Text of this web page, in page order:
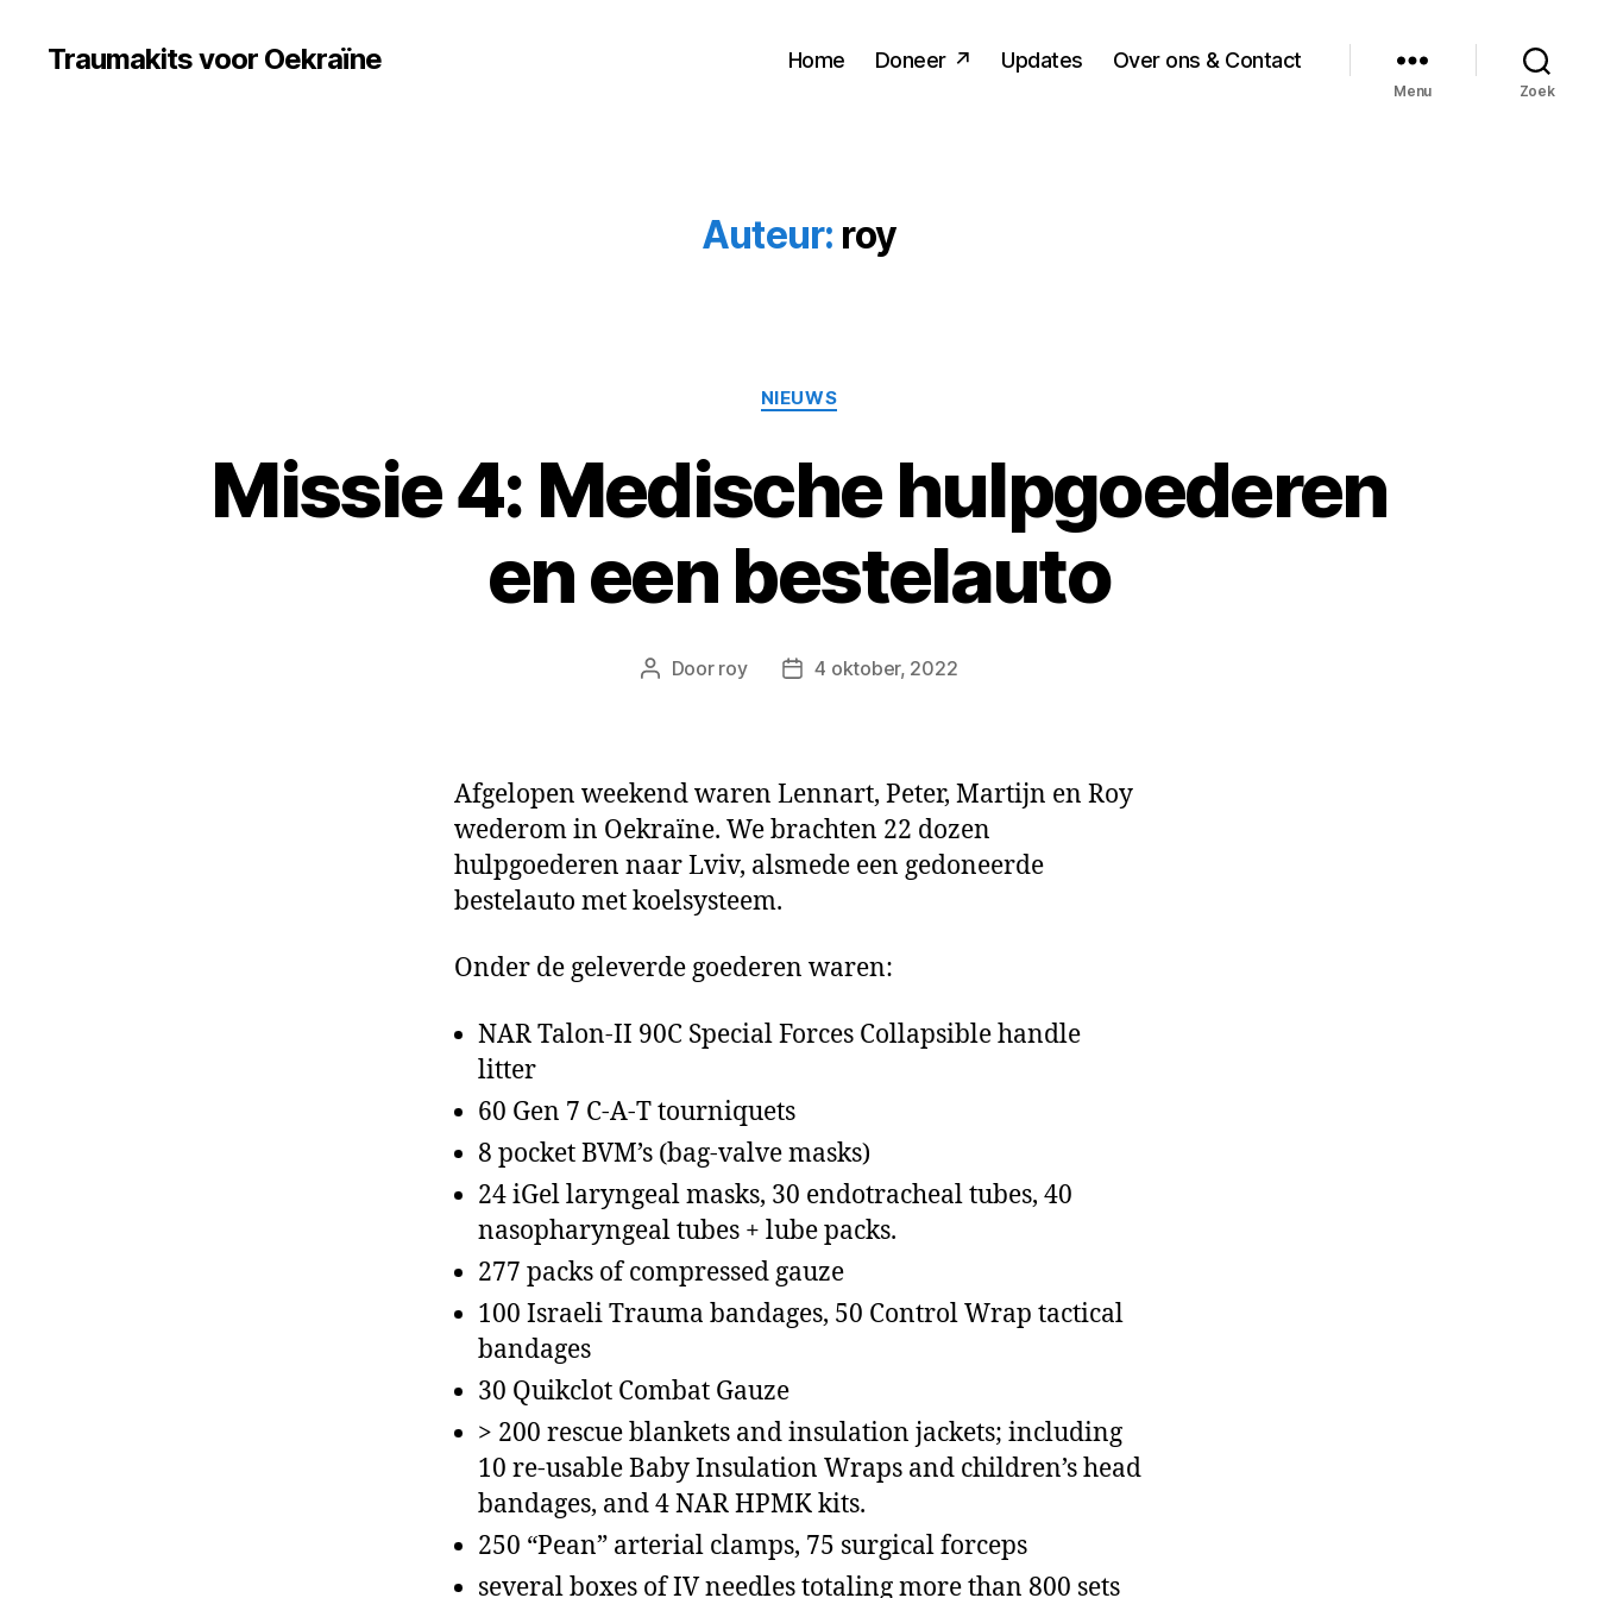
Traumakits voor Oekraïne Home Doneer Updates Over ons & Contact
Menu Zoek
Auteur: roy
Categorieën
NIEUWS
Missie 4: Medische hulpgoederen
en een bestelauto
Berichtauteur
Door roy Berichtdatum
4 oktober, 2022
Afgelopen weekend waren Lennart, Peter, Martijn en Roy
wederom in Oekraïne. We brachten 22 dozen
hulpgoederen naar Lviv, alsmede een gedoneerde
bestelauto met koelsysteem.
Onder de geleverde goederen waren:
NAR Talon-II 90C Special Forces Collapsible handle
litter
60 Gen 7 C-A-T tourniquets
8 pocket BVM’s (bag-valve masks)
24 iGel laryngeal masks, 30 endotracheal tubes, 40
nasopharyngeal tubes + lube packs.
277 packs of compressed gauze
100 Israeli Trauma bandages, 50 Control Wrap tactical
bandages
30 Quikclot Combat Gauze
> 200 rescue blankets and insulation jackets; including
10 re-usable Baby Insulation Wraps and children’s head
bandages, and 4 NAR HPMK kits.
250 “Pean” arterial clamps, 75 surgical forceps
several boxes of IV needles totaling more than 800 sets